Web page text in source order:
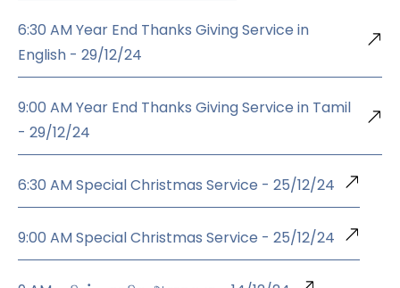
6:30 AM Year End Thanks Giving Service in
English - 29/12/24
9:00 AM Year End Thanks Giving Service in Tamil
- 29/12/24
6:30 AM Special Christmas Service - 25/12/24
9:00 AM Special Christmas Service - 25/12/24